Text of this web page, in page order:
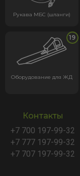
Рукава МБС (шланги)
Оборудование для ЖД
19
Контакты
+7 700 197-99-32
+7 777 197-99-32
+7 707 197-99-32